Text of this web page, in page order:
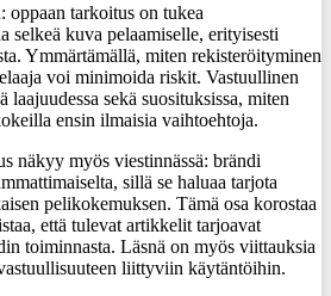
oppaan tarkoitus on tukea
selkeä kuva pelaamiselle, erityisesti
Ymmärtämällä, miten rekisteröityminen
voi minimoida riskit. Vastuullinen
laajuudessa sekä suosituksissa, miten
ensin ilmaisia vaihtoehtoja.
näkyy myös viestinnässä: brändi
sillä se haluaa tarjota
pelikokemuksen. Tämä osa korostaa
että tulevat artikkelit tarjoavat
toiminnasta. Läsnä on myös viittauksia
liittyviin käytäntöihin.